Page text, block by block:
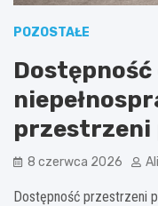
POZOSTAŁE
Dostępność
przestrzeni
8 czerwca 2026
Dostępność przestrzeni